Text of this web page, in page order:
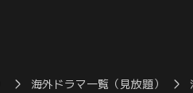
海外ドラマ一覧（見放題）